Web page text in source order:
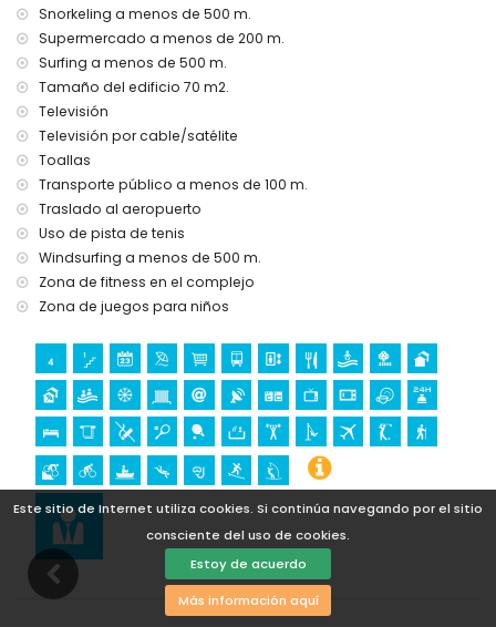
Este sitio de Internet utiliza cookies. Si continúa navegando por el sitio
consciente del uso de cookies.
Estoy de acuerdo
Más información aquí
zona de fitness, cancha de tenis y cancha de pádel
Entretenimiento y actividades de ocio para sus vacaciones
en San Juan de los Terreros, Andalucía
bar (a menos de 500 metros de la casa)
paseo marítimo (a menos de 1000 metros de la casa)
parque acuático (Agua Vera) (a menos de 10 kilómetros de
la casa)
Lugares de interés y cultura en San Juan de los Terreros,
Andalucía
ruinas (a menos de 1000 metros del alojamiento)
castillo (Castillo San Juan de los Terreros), monumento (La
Geoda) y lugar histórico (a menos de 5 kilómetros del
alojamiento)
museo (Águilas), iglesia (Águilas) y edificio arquitectónico
(a menos de 25 kilómetros del alojamiento)
Deportes
senderismo, ciclismo de montaña, ciclismo, piragüismo,
buceo, esnórquel, surf y windsurf (a menos de 1000 metros
del apartamento)
golf (Aguilón Golf) (a menos de 5 kilómetros del
apartamento)
Snorkeling a menos de 500 m.
Supermercado a menos de 200 m.
Surfing a menos de 500 m.
Tamaño del edificio 70 m2.
Televisión
Televisión por cable/satélite
Toallas
Transporte público a menos de 100 m.
Traslado al aeropuerto
Uso de pista de tenis
Windsurfing a menos de 500 m.
Zona de fitness en el complejo
Zona de juegos para niños